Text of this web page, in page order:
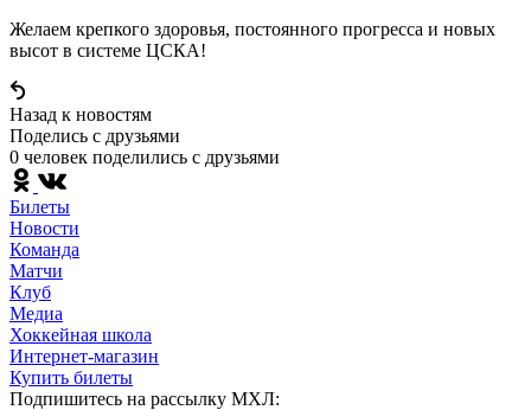
Желаем крепкого здоровья, постоянного прогресса и новых
высот в системе ЦСКА!
Назад к новостям
Поделись c друзьями
0 человек поделились c друзьями
Билеты
Новости
Команда
Матчи
Клуб
Медиа
Хоккейная школа
Интернет-магазин
Купить билеты
Подпишитесь на рассылку МХЛ: